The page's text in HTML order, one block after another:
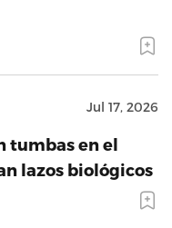
Jul 17, 2026
tumbas en el
lazos biológicos